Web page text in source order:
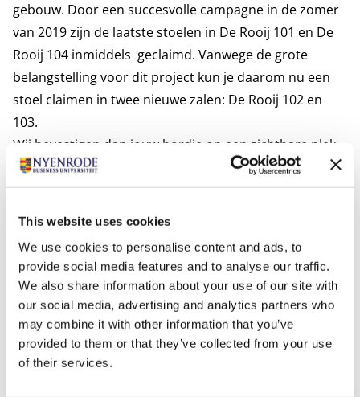
This website uses cookies
We use cookies to personalise content and ads, to
provide social media features and to analyse our traffic.
We also share information about your use of our site with
our social media, advertising and analytics partners who
may combine it with other information that you’ve
provided to them or that they’ve collected from your use
of their services.
gebouw. Door een succesvolle campagne in de zomer
van 2019 zijn de laatste stoelen in De Rooij 101 en De
Rooij 104 inmiddels geclaimd. Vanwege de grote
belangstelling voor dit project kun je daarom nu een
stoel claimen in twee nieuwe zalen: De Rooij 102 en
103.
Wij bevestigen dan jouw bordje op een zichtbare plek
aan de stoel. Daarop leest de student die op jouw stoel
zit je naam en jouw inspirerende boodschap. Deze
boodschap blijft hier staan voor de komende vijf jaar.
vragen we je nogmaals 500 euro te doneren. Zo
kunnen we blijven investeren en meebewegen met de
trends en ontwikkelingen.
Vele alumni gingen je al voor, bijvoorbeeld
Marguerite Soeteman-Reijnen.Lees meer over
Margueriteof claim direct jouw stoel.